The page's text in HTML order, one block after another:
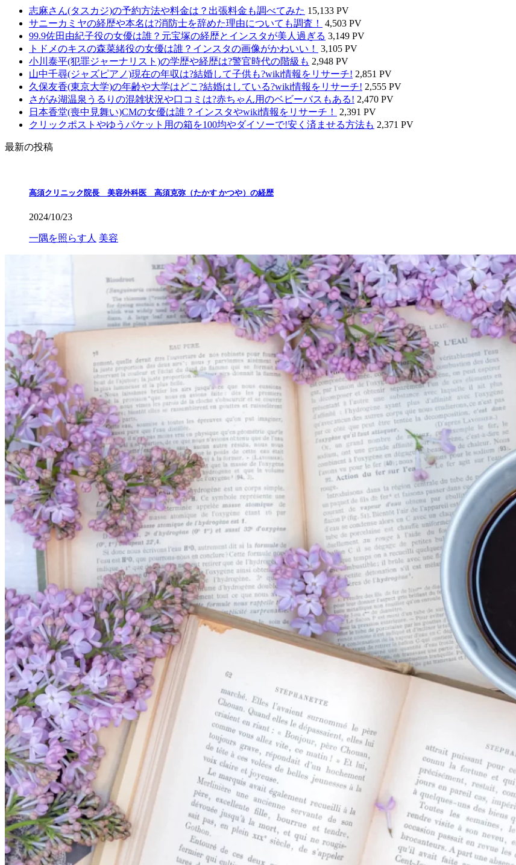
志麻さん(タスカジ)の予約方法や料金は？出張料金も調べてみた 15,133 PV
サニーカミヤの経歴や本名は?消防士を辞めた理由についても調査！
4,503 PV
99.9佐田由紀子役の女優は誰？元宝塚の経歴とインスタが美人過ぎる 3,149 PV
トドメのキスの森菜緒役の女優は誰？インスタの画像がかわいい！
3,105 PV
小川泰平(犯罪ジャーナリスト)の学歴や経歴は?警官時代の階級も 2,948 PV
山中千尋(ジャズピアノ)現在の年収は?結婚して子供も?wiki情報をリサーチ! 2,851 PV
久保友香(東京大学)の年齢や大学はどこ?結婚はしている?wiki情報をリサーチ! 2,555 PV
さがみ湖温泉うるりの混雑状況や口コミは?赤ちゃん用のベビーバスもある! 2,470 PV
日本香堂(喪中見舞い)CMの女優は誰？インスタやwiki情報をリサーチ！
2,391 PV
クリックポストやゆうパケット用の箱を100均やダイソーで!安く済ませる方法も 2,371 PV
最新の投稿
高須クリニック院長 美容外科医 高須克弥（たかす かつや）の経歴
2024/10/23
一隅を照らす人 美容